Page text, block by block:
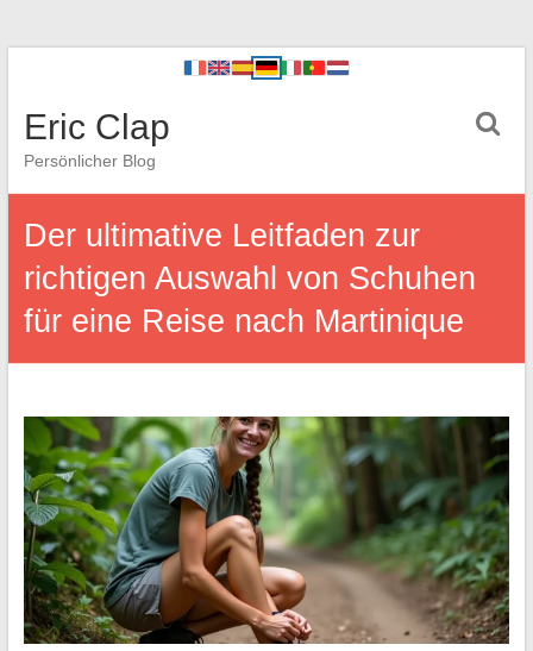
Eric Clap
Persönlicher Blog
Der ultimative Leitfaden zur
richtigen Auswahl von Schuhen
für eine Reise nach Martinique